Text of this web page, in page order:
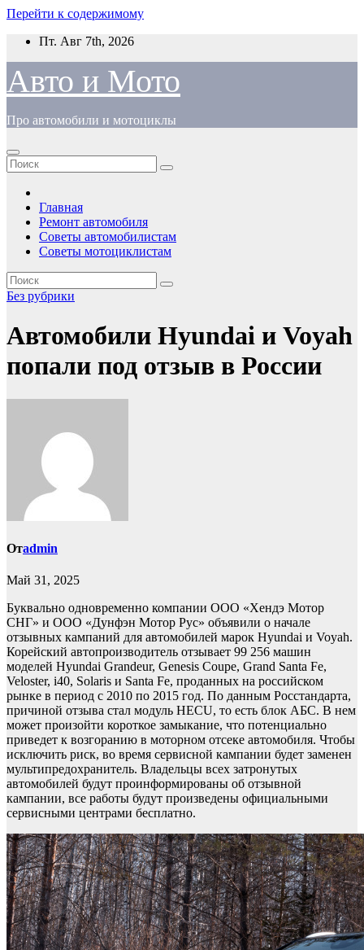
Перейти к содержимому
Пт. Авг 7th, 2026
Авто и Мото
Про автомобили и мотоциклы
Главная
Ремонт автомобиля
Советы автомобилистам
Советы мотоциклистам
Без рубрики
Автомобили Hyundai и Voyah
попали под отзыв в России
Отadmin
Май 31, 2025
Буквально одновременно компании ООО «Хендэ Мотор
СНГ» и ООО «Дунфэн Мотор Рус» объявили о начале
отзывных кампаний для автомобилей марок Hyundai и Voyah.
Корейский автопроизводитель отзывает 99 256 машин
моделей Hyundai Grandeur, Genesis Coupe, Grand Santa Fe,
Veloster, i40, Solaris и Santa Fe, проданных на российском
рынке в период с 2010 по 2015 год. По данным Росстандарта,
причиной отзыва стал модуль HECU, то есть блок АБС. В нем
может произойти короткое замыкание, что потенциально
приведет к возгоранию в моторном отсеке автомобиля. Чтобы
исключить риск, во время сервисной кампании будет заменен
мультипредохранитель. Владельцы всех затронутых
автомобилей будут проинформированы об отзывной
кампании, все работы будут произведены официальными
сервисными центрами бесплатно.